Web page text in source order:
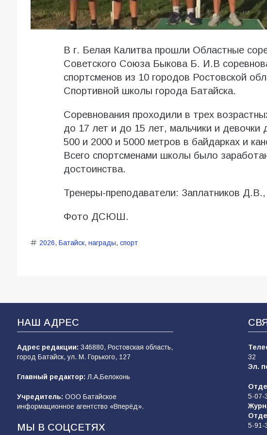
В г. Белая Калитва прошли Областные
Советского Союза Быкова Б. И.В
спортсменов из 10 городов Ростовской
Спортивной школы города Батайска.
Соревнования проходили в трех
до 17 лет и до 15 лет, мальчики и девочки
500 и 2000 и 5000 метров в байдарках и
Всего спортсменами школы было
достоинства.
Тренеры-преподаватели: Заплатников
Фото ДСЮШ.
2026, Батайск, награды, спорт
НАШ АДРЕС
Адрес редакции: 346880, Ростовская область,
город Батайск, ул. М. Горького, 127
Главный редактор: Л.А.Белоконь
Учредитель: ООО Батайское
информационное агентство «Вперёд».
МЫ В СОЦСЕТЯХ
32
Эл.
5-07-
5-91-